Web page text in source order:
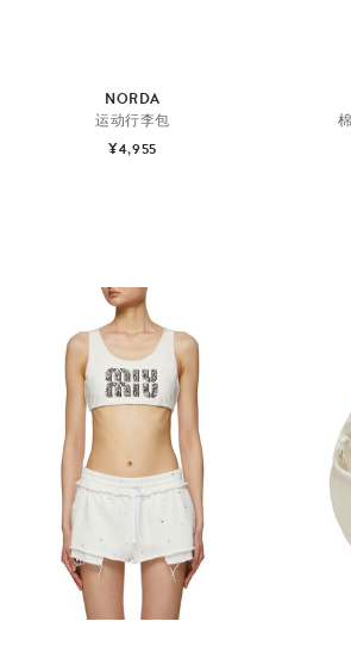
NORDA
运动行李包
¥4,955